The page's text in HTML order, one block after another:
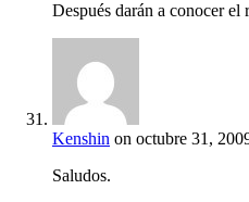
Después darán a conocer
Kenshin on octubre 31,
Saludos.